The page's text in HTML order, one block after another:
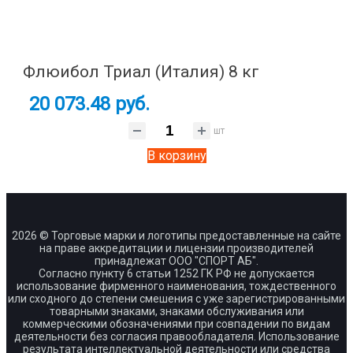
Флюибол Триал (Италия) 8 кг
20 073.48 руб.
шт
В корзину
2026 © Торговые марки и логотипы предоставленные на сайте
на праве аккредитации и лицензии производителей
принадлежат ООО "СПОРТ АБ".
Согласно пункту 6 статьи 1252 ГК РФ не допускается
использование фирменного наименования, тождественного
или сходного до степени смешения с уже зарегистрированными
товарными знаками, знаками обслуживания или
коммерческими обозначениями при совпадении по видам
деятельности без согласия правообладателя. Использование
результата интеллектуальной деятельности или средства